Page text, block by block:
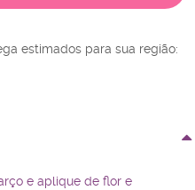
estimados para sua região:
e aplique de flor e